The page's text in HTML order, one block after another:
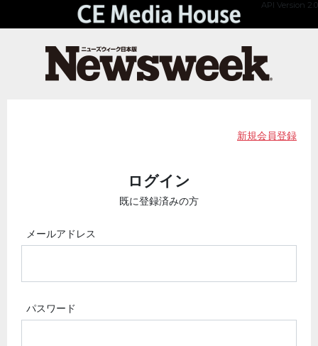
API Version 2.0
新規会員登録
ログイン
既に登録済みの方
メールアドレス
パスワード